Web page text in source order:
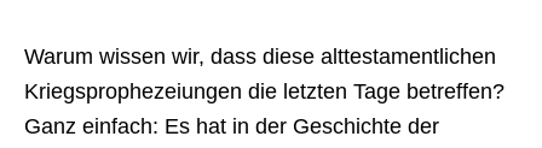
Warum wissen wir, dass diese alttestamentlichen
Kriegsprophezeiungen die letzten Tage betreffen?
Ganz einfach: Es hat in der Geschichte der